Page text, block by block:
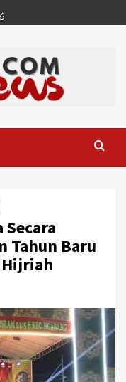
Tahun Baru
Hijriah